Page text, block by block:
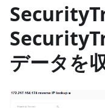
データを